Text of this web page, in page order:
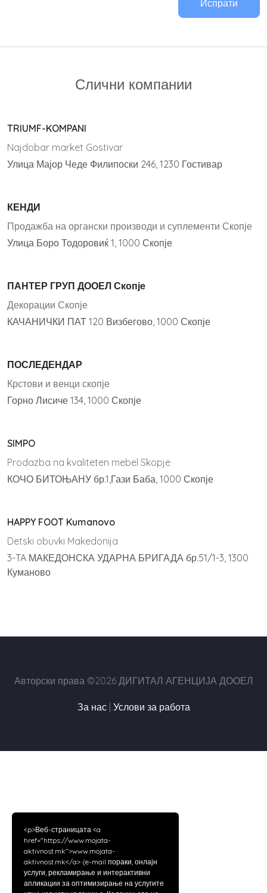
Испрати
Слични компании
TRIUMF-KOMPANI
Najdobar market Gostivar
Улица Мајор Чеде Филипоски 246, 1230 Гостивар
КЕНДИ
Продажба на органски производи и суплементи Скопје
Улица Боро Тодоровиќ 1, 1000 Скопје
ПАНТЕР ГРУП ДООЕЛ Скопје
Декорации Скопје
КАЧАНИЧКИ ПАТ 120 Визбегово, 1000 Скопје
ПОСЛЕДЕНДАР
Крстови и венци скопје
Горно Лисиче 134, 1000 Скопје
SIMPO
Prodazba na kvaliteten mebel Skopje
КОЧО БИТОЊАНУ бр.1,Гази Баба, 1000 Скопје
HAPPY FOOT Kumanovo
Detski obuvki Makedonija
3-TA МАКЕДОНСКА УДАРНА БРИГАДА бр.51/1-3, 1300
Куманово
Авторски права ©2026 ДИГИТАЛ АГЕНЦИЈА ДООЕЛ
За нас| Услови за работа
<p>Веб-страницата <a
href="https://www.mojata-
aktivnost.mk">www.mojata-
aktivnost.mk</a> (e-mail пораки, онлајн
услуги, рекламирање и интерактивни
апликации за оптимизирање на услугите